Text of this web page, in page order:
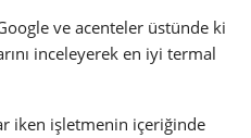
ve acenteler üstünde ki
inceleyerek en iyi termal
iken işletmenin içeriğinde